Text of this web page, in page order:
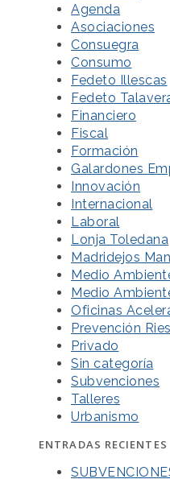
Agenda
Asociaciones
Consuegra
Consumo
Fedeto Illescas
Fedeto
Financiero
Fiscal
Formación
Galardones
Innovación
Internacional
Laboral
Lonja Toledana
Madridejos
Medio
Medio
Oficinas
Prevención
Privado
Sin categoría
Subvenciones
Talleres
Urbanismo
ENTRADAS RECIENTES